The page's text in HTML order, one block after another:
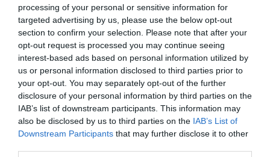
processing of your personal or sensitive information for
targeted advertising by us, please use the below opt-out
section to confirm your selection. Please note that after your
opt-out request is processed you may continue seeing
interest-based ads based on personal information utilized by
us or personal information disclosed to third parties prior to
your opt-out. You may separately opt-out of the further
disclosure of your personal information by third parties on the
IAB’s list of downstream participants. This information may
also be disclosed by us to third parties on the IAB’s List of
Downstream Participants that may further disclose it to other
tendo passado antes pelo
Portal de Notícias Impala.
Marca presença na MHD
desde 2022 e atualmente
assume o cargo de redator,
Coordenador de Tecnologia e
Coordenador Geral. Escreve
sobre uma grande variedade
de assuntos, desde tecnologia
a cinema e televisão. Netflix,